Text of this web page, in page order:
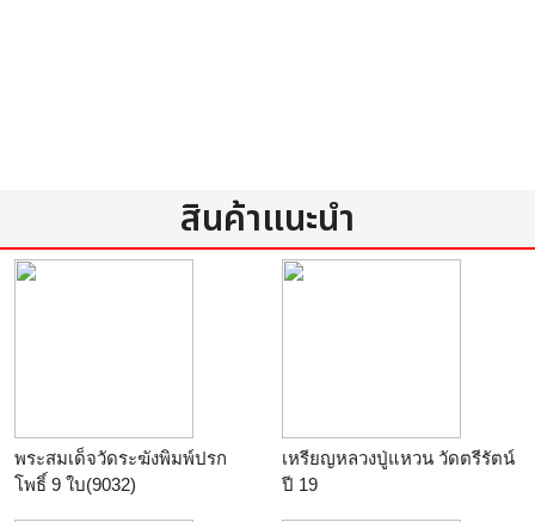
สินค้าแนะนำ
พระสมเด็จวัดระฆังพิมพ์ปรก
โพธิ์ 9 ใบ(9032)
เหรียญหลวงปู่แหวน วัดตรีรัตน์
ปี 19